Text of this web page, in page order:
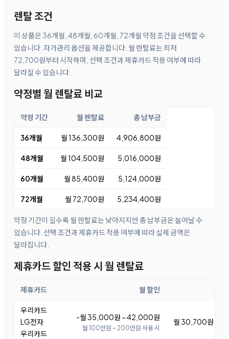
렌탈 조건
이 상품은 36개월, 48개월, 60개월, 72개월 약정 조건을 선택할 수
있습니다. 자가관리 옵션을 제공합니다. 월 렌탈료는 최저
72,700원부터 시작하며, 선택 조건과 제휴카드 적용 여부에 따라
달라질 수 있습니다.
약정별 월 렌탈료 비교
약정 기간 월 렌탈료 총 납부금
36개월 월 136,300원 4,906,800원
48개월 월 104,500원 5,016,000원
60개월 월 85,400원 5,124,000원
72개월 월 72,700원 5,234,400원
약정 기간이 길수록 월 렌탈료는 낮아지지만 총 납부금은 늘어날 수
있습니다. 선택 조건과 제휴카드 적용 여부에 따라 실제 금액은
달라집니다.
제휴카드 할인 적용 시 월 렌탈료
제휴카드 월 할인
우리카드
LG전자
우리카드
-월 35,000원 ~ 42,000원
월 100만원 ~ 200만원 사용 시
월 30,700원 ~